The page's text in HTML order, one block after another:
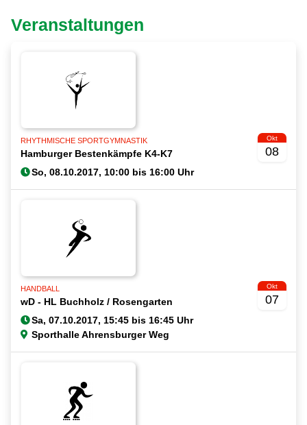
Veranstaltungen
RHYTHMISCHE SPORTGYMNASTIK
Hamburger Bestenkämpfe K4-K7
Okt
08
HANDBALL
wD - HL Buchholz / Rosengarten
Sporthalle Ahrensburger Weg
Okt
07